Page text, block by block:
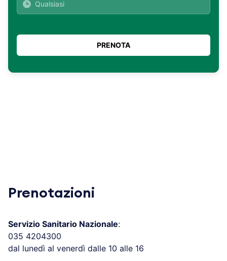
Prenotazioni
Servizio Sanitario Nazionale:
035 4204300
dal lunedì al venerdì dalle 10 alle 16